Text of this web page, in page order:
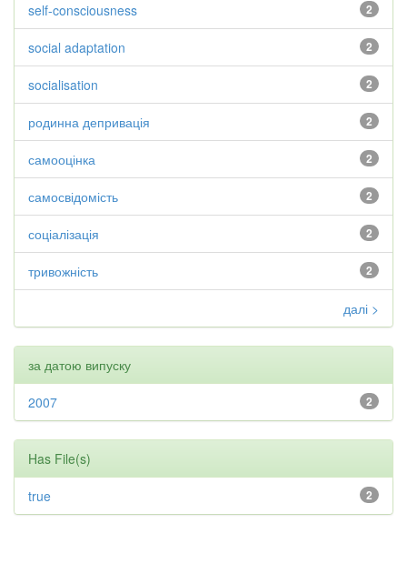
2
self-consciousness
2
social adaptation
2
socialisation
2
родинна депривація
2
самооцінка
2
самосвідомість
2
соціалізація
2
тривожність
далі >
за датою випуску
2
2007
Has File(s)
2
true